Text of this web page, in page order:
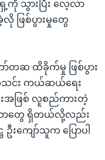
ကို သွားပြီး လေ့လာ
ဖြစ်ပွားမှုတွေ
ော်တဆ ထိခိုက်မှု ဖြစ်ပွား
င်း ကယ်ဆယ်ရေး
ဖြစ် လူစည်ကားတဲ့
တာတွေ ရှိတယ်လို့လည်း
းကျော်သူက ပြောပါ